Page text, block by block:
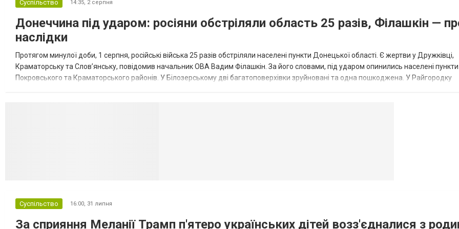
Суспільство 14:35, 2 серпня
Донеччина під ударом: росіяни обстріляли область 25 разів, Філашкін —
наслідки
Протягом минулої доби, 1 серпня, російські війська 25 разів обстріляли населені пункти Донецької області. Є жертви у Дружківці,
Краматорську та Слов’янську, повідомив начальник ОВА Вадим Філашкін. За його словами, під ударом опинились населені пункти
Покровського та Краматорського районів. У Білозерському дві багатоповерхівки зруйновані та одна пошкоджена. У Райгородку
Суспільство 16:00, 31 липня
За сприяння Меланії Трамп п'ятеро українських дітей возз'єдналися з